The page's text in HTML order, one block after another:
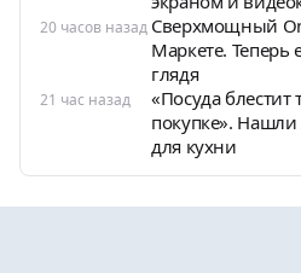
20 часов назад Сверхмощный
Маркете. Теперь
глядя
21 час назад
«Посуда блестит
покупке».
для кухни